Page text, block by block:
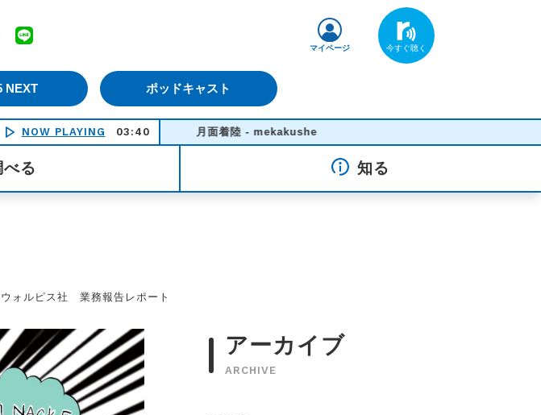
YouTube
NEXT ポッドキャスト
マイページ
NOW PLAYING 03:40月面着陸 - mekakushe
べる 知る
ウォルピス社 業務報告レポート
アーカイブ
ARCHIVE